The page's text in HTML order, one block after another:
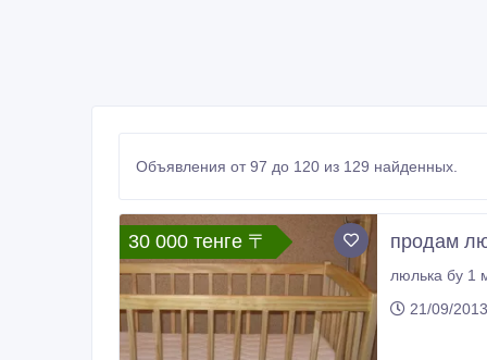
Объявления от 97 до 120 из 129 найденных.
30 000 тенге 〒 продам
люлька бу 1
21/09/2013